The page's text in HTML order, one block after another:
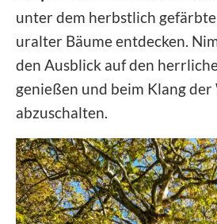
unter dem herbstlich
uralter Bäume entdecken.
den Ausblick auf den
genießen und beim Klang
abzuschalten.